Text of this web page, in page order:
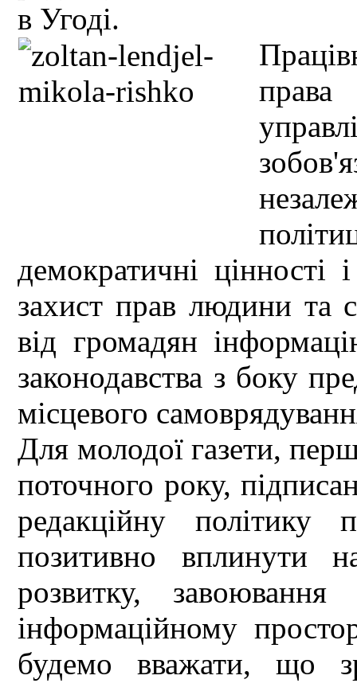
в Угоді.
права
демократичні цінності
захист прав людини та
від громадян
законодавства з боку
місцевого
Для молодої газети,
поточного року,
редакційну політику
позитивно вплинути
розвитку,
інформаційному
будемо вважати, що